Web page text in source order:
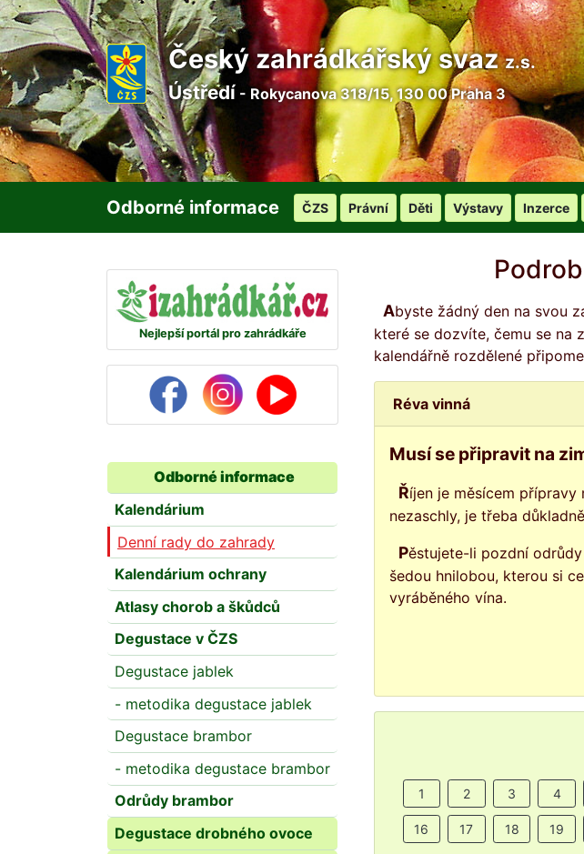
Český zahrádkářský svazz.s.
Ústředí - Rokycanova 318/15, 130 00 Praha 3
Odborné informace ČZS Právní Děti Výstavy Inzerce
Nejlepší portál pro zahrádkáře
Odborné informace
Kalendárium
Denní rady do zahrady
Kalendárium ochrany
Atlasy chorob a škůdců
Degustace v ČZS
Degustace jablek
- metodika degustace jablek
Degustace brambor
- metodika degustace brambor
Odrůdy brambor
Degustace drobného ovoce
Abyste žádný den na svou zahrádku nezapomněli, připravili jsme pro vás na každý den malou radu, ve
které se dozvíte, čemu se na
kalendářně rozdělené
Réva vinná
Musí se připravit na
Říjen je měsícem přípravy révy vinné na přezimování. Suchem poškozené keře, které dosud úplně
nezaschly, je třeba
Pěstujete-li pozdní odrůdy révy vinné, může se na některých hroznech objevit napadení ušlechtilou
šedou hnilobou, kterou si
vyráběného vína.
1 2 3 4
16 17 18 19